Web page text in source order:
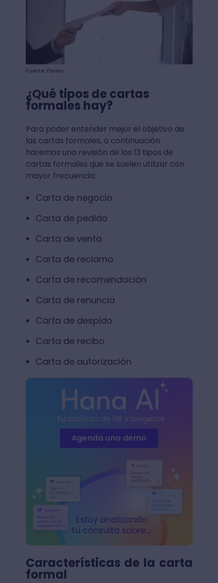
Fuente: Pexels
¿Qué tipos de cartas
formales hay?
Para poder entender mejor el objetivo de
las cartas formales, a continuación
haremos una revisión de los 13 tipos de
cartas formales que se suelen utilizar con
mayor frecuencia:
Carta de negocio
Carta de pedido
Carta de venta
Carta de reclamo
Carta de recomendación
Carta de renuncia
Carta de despido
Carta de recibo
Carta de autorización
Agenda una demo
Características de la carta
formal